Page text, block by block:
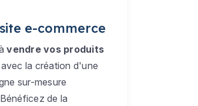
e-commerce
vendre vos produits
avec la création d'une
sur-mesure
de la